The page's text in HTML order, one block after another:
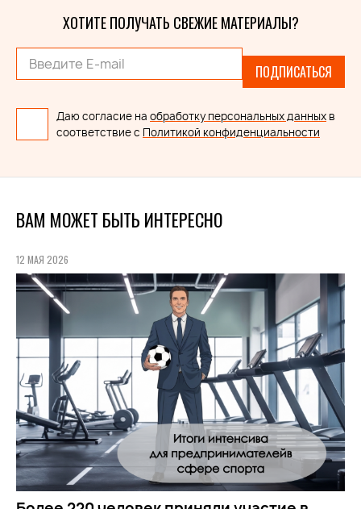
ХОТИТЕ ПОЛУЧАТЬ СВЕЖИЕ МАТЕРИАЛЫ?
ПОДПИСАТЬСЯ
Даю согласие на обработку персональных данных в
соответствие с Политикой конфиденциальности
ВАМ МОЖЕТ БЫТЬ ИНТЕРЕСНО
12 МАЯ 2026